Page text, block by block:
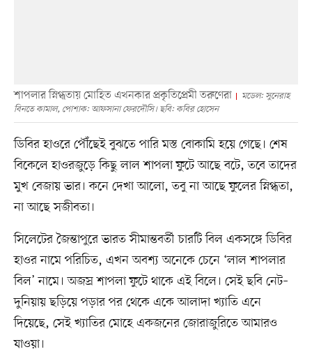
শাপলার স্নিগ্ধতায় মোহিত এখনকার প্রকৃতিপ্রেমী তরুণেরা
মডেল: সুনেরাহ
বিনতে কামাল, পোশাক: আফসানা ফেরদৌসি। ছবি: কবির হোসেন
ডিবির হাওরে পৌঁছেই বুঝতে পারি মস্ত বোকামি হয়ে গেছে। শেষ
বিকেলে হাওরজুড়ে কিছু লাল শাপলা ফুটে আছে বটে, তবে তাদের
মুখ বেজায় ভার। কনে দেখা আলো, তবু না আছে ফুলের স্নিগ্ধতা,
না আছে সজীবতা।
সিলেটের জৈন্তাপুরে ভারত সীমান্তবর্তী চারটি বিল একসঙ্গে ডিবির
হাওর নামে পরিচিত, এখন অবশ্য অনেকে চেনে ‘লাল শাপলার
বিল’ নামে। অজস্র শাপলা ফুটে থাকে এই বিলে। সেই ছবি নেট–
দুনিয়ায় ছড়িয়ে পড়ার পর থেকে একে আলাদা খ্যাতি এনে
দিয়েছে, সেই খ্যাতির মোহে একজনের জোরাজুরিতে আমারও
যাওয়া।